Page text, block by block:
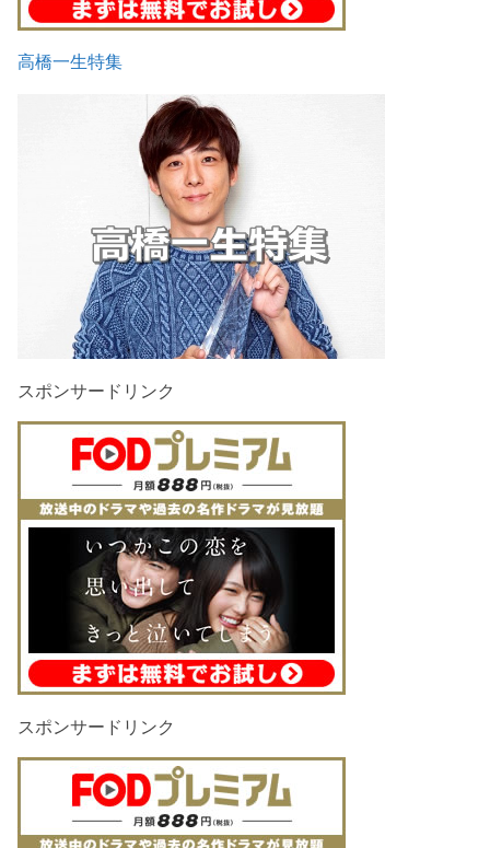
高橋一生特集
スポンサードリンク
スポンサードリンク